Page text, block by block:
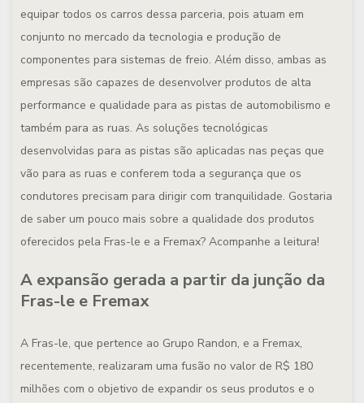
equipar todos os carros dessa parceria, pois atuam em
conjunto no mercado da tecnologia e produção de
componentes para sistemas de freio. Além disso, ambas as
empresas são capazes de desenvolver produtos de alta
performance e qualidade para as pistas de automobilismo e
também para as ruas. As soluções tecnológicas
desenvolvidas para as pistas são aplicadas nas peças que
vão para as ruas e conferem toda a segurança que os
condutores precisam para dirigir com tranquilidade. Gostaria
de saber um pouco mais sobre a qualidade dos produtos
oferecidos pela Fras-le e a Fremax? Acompanhe a leitura!
A expansão gerada a partir da junção da
Fras-le e Fremax
A Fras-le, que pertence ao Grupo Randon, e a Fremax,
recentemente, realizaram uma fusão no valor de R$ 180
milhões com o objetivo de expandir os seus produtos e o